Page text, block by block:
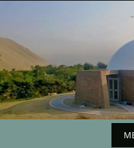
contenido